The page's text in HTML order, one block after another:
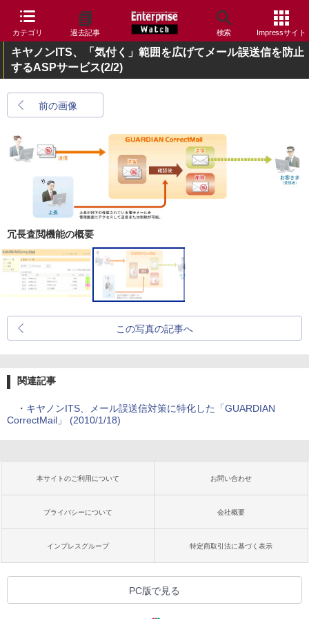
カテゴリ 過去記事 検索 Impressサイト
キヤノンITS、「気付く」範囲を広げてメール誤送信を防止
するASPサービス(2/2)
前の画像
冗長査閲機能の概要
この写真の記事へ
関連記事
・ キヤノンITS、メール誤送信対策に特化した「GUARDIAN
CorrectMail」 (2010/1/18)
本サイトのご利用について お問い合わせ
プライバシーについて 会社概要
インプレスグループ 特定商取引法に基づく表示
PC版で見る